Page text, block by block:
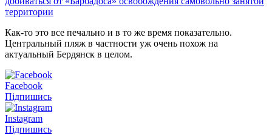
территории
Как-то это все печально и в то же время показательно.
Центральный пляж в частности уж очень похож на
актуальный Бердянск в целом.
Facebook
Підпишись
Instagram
Підпишись